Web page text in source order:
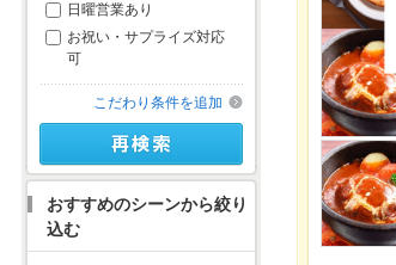
日曜営業あり
お祝い・サプライズ対応
可
こだわり条件を追加
おすすめのシーンから絞り
込む